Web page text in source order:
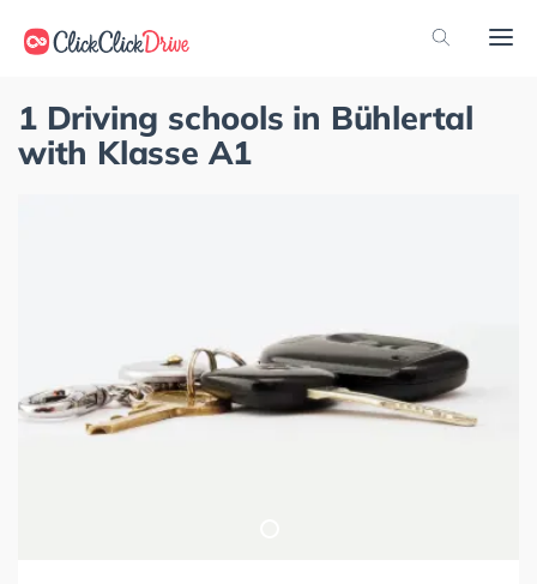
1 Driving schools in Bühlertal
with Klasse A1